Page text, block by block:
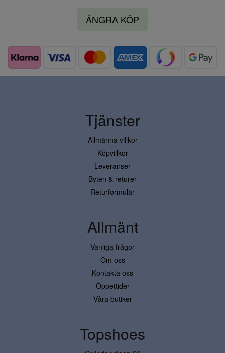
ÅNGRA KÖP
Tjänster
Allmänna villkor
Köpvillkor
Leveranser
Byten & returer
Returformulär
Allmänt
Vanliga frågor
Om oss
Kontakta oss
Öppettider
Våra butiker
Topshoes